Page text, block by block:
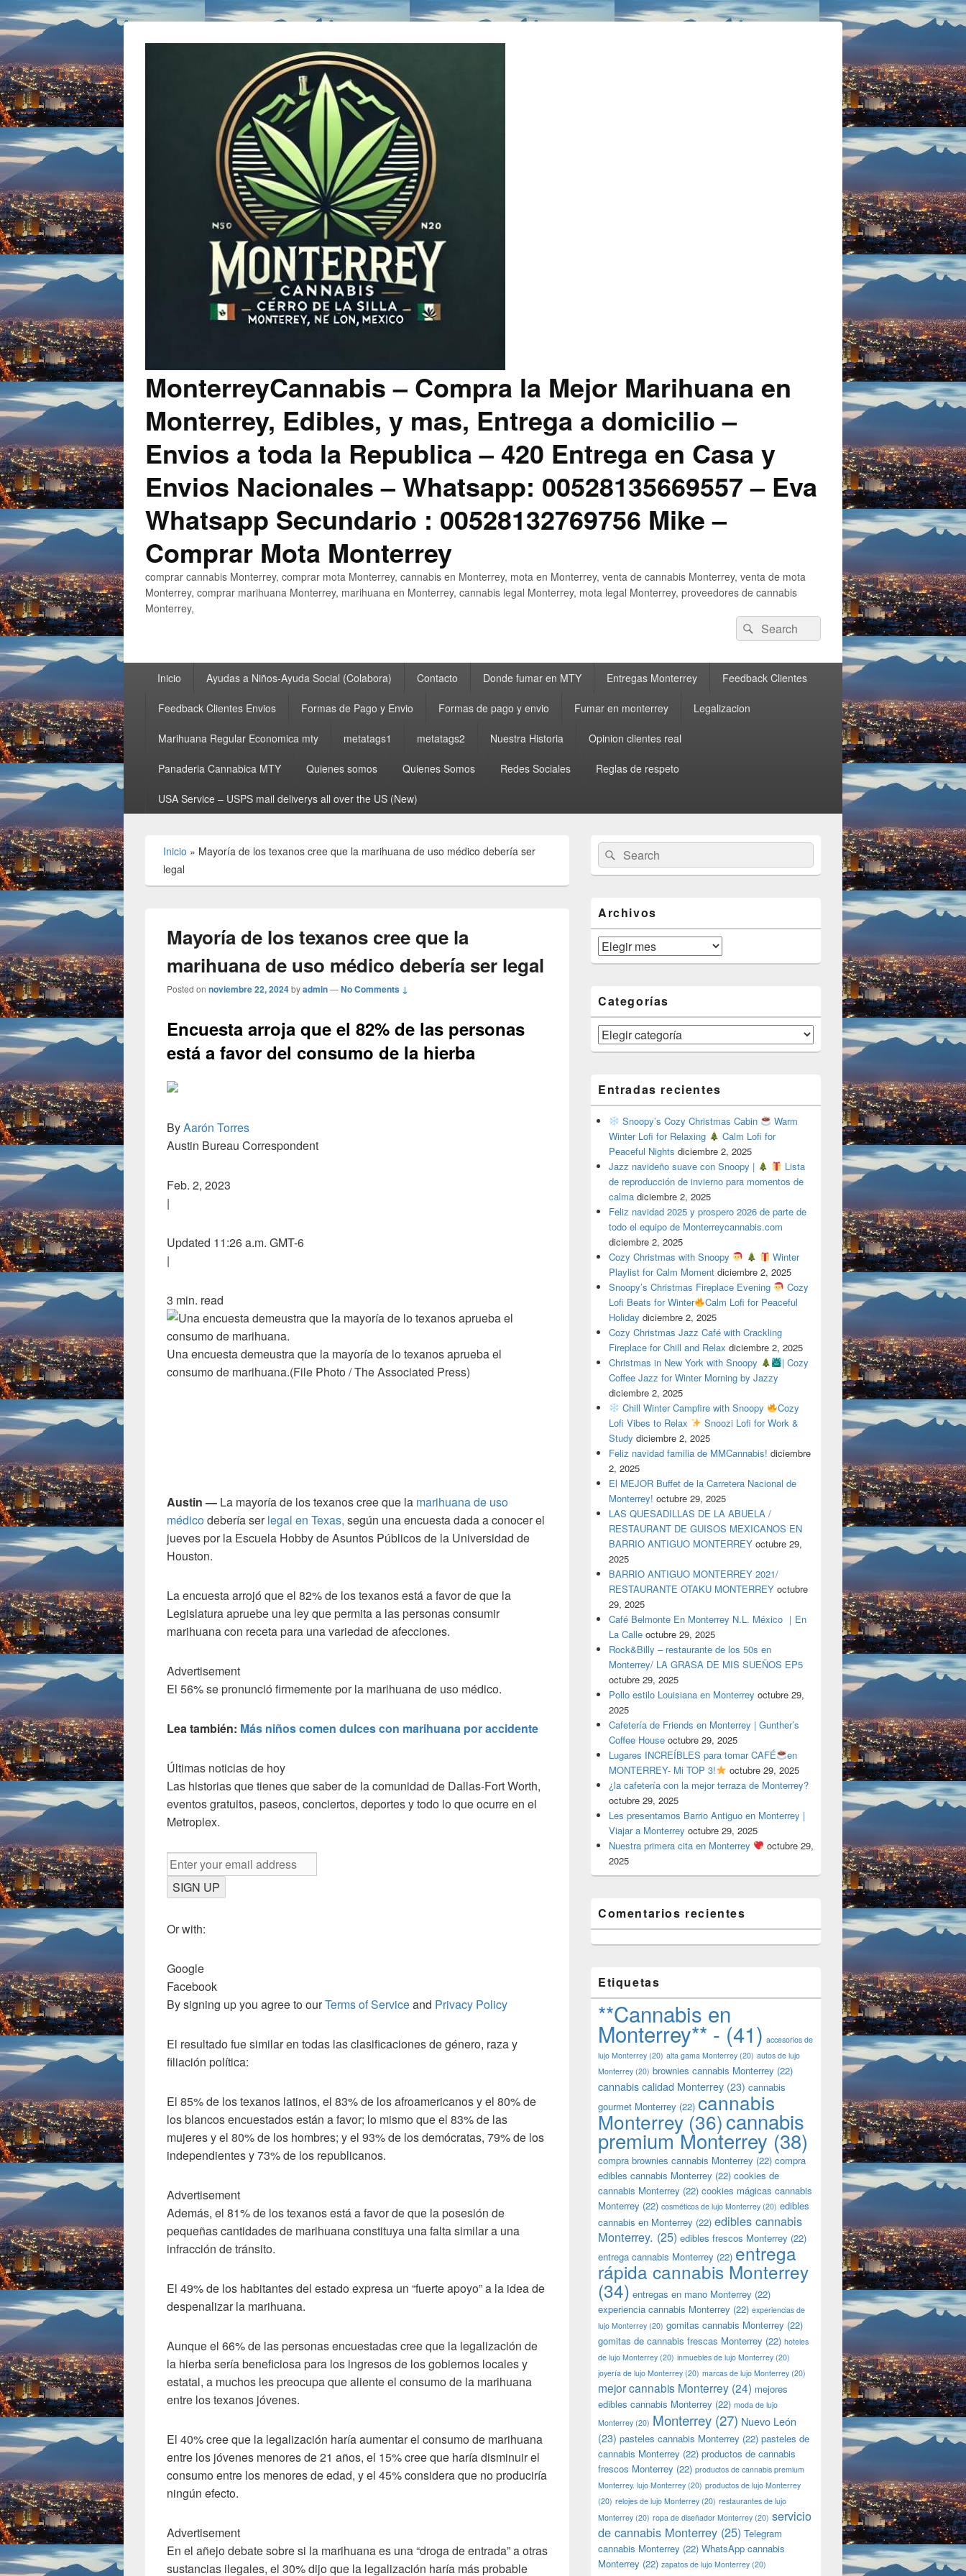
MonterreyCannabis – Compra la Mejor Marihuana en
Monterrey, Edibles, y mas, Entrega a domicilio –
Envios a toda la Republica – 420 Entrega en Casa y
Envios Nacionales – Whatsapp: 00528135669557 – Eva
Whatsapp Secundario : 00528132769756 Mike –
Comprar Mota Monterrey
comprar cannabis Monterrey, comprar mota Monterrey, cannabis en Monterrey, mota en Monterrey, venta de cannabis Monterrey, venta de mota
Monterrey, comprar marihuana Monterrey, marihuana en Monterrey, cannabis legal Monterrey, mota legal Monterrey, proveedores de cannabis
Monterrey,
Search
for:
Search
Inicio Ayudas a Niños-Ayuda Social (Colabora) Contacto Donde fumar en MTY Entregas Monterrey Feedback Clientes
Feedback Clientes Envios Formas de Pago y Envio Formas de pago y envio Fumar en monterrey Legalizacion
Marihuana Regular Economica mty metatags1 metatags2 Nuestra Historia Opinion clientes real
Panaderia Cannabica MTY Quienes somos Quienes Somos Redes Sociales Reglas de respeto
USA Service – USPS mail deliverys all over the US (New)
Inicio » Mayoría de los texanos cree que la marihuana de uso médico debería ser
legal
Mayoría de los texanos cree que la
marihuana de uso médico debería ser legal
Posted on noviembre 22, 2024byadmin—No Comments ↓
Encuesta arroja que el 82% de las personas
está a favor del consumo de la hierba
ByAarón Torres
Austin Bureau Correspondent
Feb. 2, 2023
|
Updated 11:26 a.m. GMT-6
|
3 min. read
Una encuesta demeustra que la mayoría de lo texanos aprueba el
consumo de marihuana.(File Photo / The Associated Press)
Austin — La mayoría de los texanos cree que la marihuana de uso
médicodebería serlegal en Texas, según una encuesta dada a conocer el
jueves por la Escuela Hobby de Asuntos Públicos de la Universidad de
Houston.
La encuesta arrojó que el 82% de los texanos está a favor de que la
Legislatura apruebe una ley que permita a las personas consumir
marihuana con receta para una variedad de afecciones.
Advertisement
El 56% se pronunció firmemente por la marihuana de uso médico.
Lea también: Más niños comen dulces con marihuana por accidente
Últimas noticias de hoy
Las historias que tienes que saber de la comunidad de Dallas-Fort Worth,
eventos gratuitos, paseos, conciertos, deportes y todo lo que ocurre en el
Metroplex.
SIGN UP
Or with:
Google
Facebook
By signing up you agree to ourTerms of Serviceand Privacy Policy
El resultado fue similar en todas las clasificaciones de género, raza y
filiación política:
El 85% de los texanos latinos, el 83% de los afroamericanos y el 80% de
los blancos encuestados están a favor; lo mismo que el 83% de las
mujeres y el 80% de los hombres; y el 93% de los demócratas, 79% de los
independientes y 73% de los republicanos.
Advertisement
Además, el 81% de los texanos está a favor de que la posesión de
pequeñas cantidades de marihuana constituya una falta similar a una
infracción de tránsito.
El 49% de los habitantes del estado expresa un “fuerte apoyo” a la idea de
despenalizar la marihuana.
Aunque el 66% de las personas encuestadas cree que la legalización de
la hierba sería beneficiosa para los ingresos de los gobiernos locales y
estatal, a muchos les preocupa que aliente el consumo de la marihuana
entre los texanos jóvenes.
El 40% cree que la legalización haría aumentar el consumo de marihuana
entre los jóvenes menores de 21 años, el 15% cree que haría disminuir el
consumo entre los menores de edad, y el 45% considera que no produciría
ningún efecto.
Advertisement
En el añejo debate sobre si la marihuana es una “droga de entrada” a otras
sustancias ilegales, el 30% dijo que la legalización haría más probable
Primary
Sidebar
Widget
Area
Search
for:
Search
Archivos
Archivos
Categorías
Categorías
Entradas recientes
Snoopy’s Cozy Christmas Cabin
Warm
Winter Lofi for Relaxing
Calm Lofi for
Peaceful Nights diciembre 2, 2025
Jazz navideño suave con Snoopy |
Lista
de reproducción de invierno para momentos de
calma diciembre 2, 2025
Feliz navidad 2025 y prospero 2026 de parte de
todo el equipo de Monterreycannabis.com
diciembre 2, 2025
Cozy Christmas with Snoopy
Winter
Playlist for Calm Moment diciembre 2, 2025
Snoopy’s Christmas Fireplace Evening
Cozy
Lofi Beats for Winter
Calm Lofi for Peaceful
Holiday diciembre 2, 2025
Cozy Christmas Jazz Café with Crackling
Fireplace for Chill and Relax diciembre 2, 2025
Christmas in New York with Snoopy
| Cozy
Coffee Jazz for Winter Morning by Jazzy
diciembre 2, 2025
Chill Winter Campfire with Snoopy
Cozy
Lofi Vibes to Relax
Snoozi Lofi for Work &
Study diciembre 2, 2025
Feliz navidad familia de MMCannabis! diciembre
2, 2025
El MEJOR Buffet de la Carretera Nacional de
Monterrey! octubre 29, 2025
LAS QUESADILLAS DE LA ABUELA /
RESTAURANT DE GUISOS MEXICANOS EN
BARRIO ANTIGUO MONTERREY octubre 29,
2025
BARRIO ANTIGUO MONTERREY 2021/
RESTAURANTE OTAKU MONTERREY octubre
29, 2025
Café Belmonte En Monterrey N.L. México ｜En
La Calle octubre 29, 2025
Rock&Billy – restaurante de los 50s en
Monterrey/ LA GRASA DE MIS SUEÑOS EP5
octubre 29, 2025
Pollo estilo Louisiana en Monterrey octubre 29,
2025
Cafetería de Friends en Monterrey | Gunther’s
Coffee House octubre 29, 2025
Lugares INCREÍBLES para tomar CAFÉ
en
MONTERREY- Mi TOP 3!
octubre 29, 2025
¿la cafetería con la mejor terraza de Monterrey?
octubre 29, 2025
Les presentamos Barrio Antiguo en Monterrey |
Viajar a Monterrey octubre 29, 2025
Nuestra primera cita en Monterrey
octubre 29,
2025
Comentarios recientes
Etiquetas
**Cannabis en
Monterrey** - (41) accesorios de
lujo Monterrey (20) alta gama Monterrey (20) autos de lujo
Monterrey (20) brownies cannabis Monterrey (22)
cannabis calidad Monterrey (23) cannabis
gourmet Monterrey (22) cannabis
Monterrey (36)cannabis
premium Monterrey (38)
compra brownies cannabis Monterrey (22) compra
edibles cannabis Monterrey (22) cookies de
cannabis Monterrey (22) cookies mágicas cannabis
Monterrey (22) cosméticos de lujo Monterrey (20) edibles
cannabis en Monterrey (22) edibles cannabis
Monterrey. (25) edibles frescos Monterrey (22)
entrega cannabis Monterrey (22) entrega
rápida cannabis Monterrey
(34) entregas en mano Monterrey (22)
experiencia cannabis Monterrey (22) experiencias de
lujo Monterrey (20) gomitas cannabis Monterrey (22)
gomitas de cannabis frescas Monterrey (22) hoteles
de lujo Monterrey (20) inmuebles de lujo Monterrey (20)
joyería de lujo Monterrey (20) marcas de lujo Monterrey (20)
mejor cannabis Monterrey (24) mejores
edibles cannabis Monterrey (22) moda de lujo
Monterrey (20) Monterrey (27) Nuevo León
(23) pasteles cannabis Monterrey (22) pasteles de
cannabis Monterrey (22) productos de cannabis
frescos Monterrey (22) productos de cannabis premium
Monterrey. lujo Monterrey (20) productos de lujo Monterrey
(20) relojes de lujo Monterrey (20) restaurantes de lujo
Monterrey (20) ropa de diseñador Monterrey (20) servicio
de cannabis Monterrey (25) Telegram
cannabis Monterrey (22) WhatsApp cannabis
Monterrey (22) zapatos de lujo Monterrey (20)